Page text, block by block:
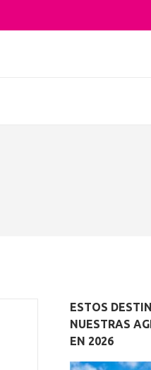
ESTOS
NUESTRAS
EN 2026